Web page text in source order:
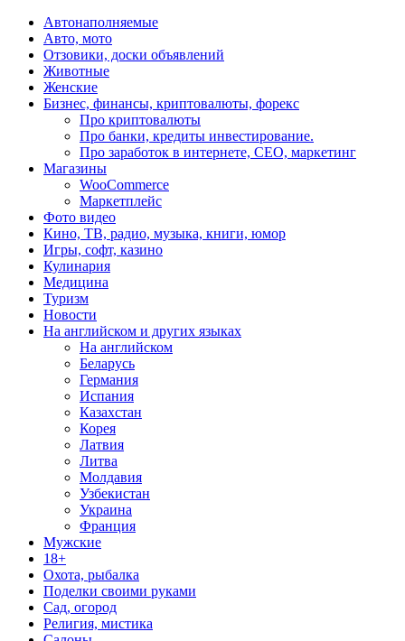
Автонаполняемые
Авто, мото
Отзовики, доски объявлений
Животные
Женские
Бизнес, финансы, криптовалюты, форекс
Про криптовалюты
Про банки, кредиты инвестирование.
Про заработок в интернете, СЕО, маркетинг
Магазины
WooCommerce
Маркетплейс
Фото видео
Кино, ТВ, радио, музыка, книги, юмор
Игры, софт, казино
Кулинария
Медицина
Туризм
Новости
На английском и других языках
На английском
Беларусь
Германия
Испания
Казахстан
Корея
Латвия
Литва
Молдавия
Узбекистан
Украина
Франция
Мужские
18+
Охота, рыбалка
Поделки своими руками
Сад, огород
Религия, мистика